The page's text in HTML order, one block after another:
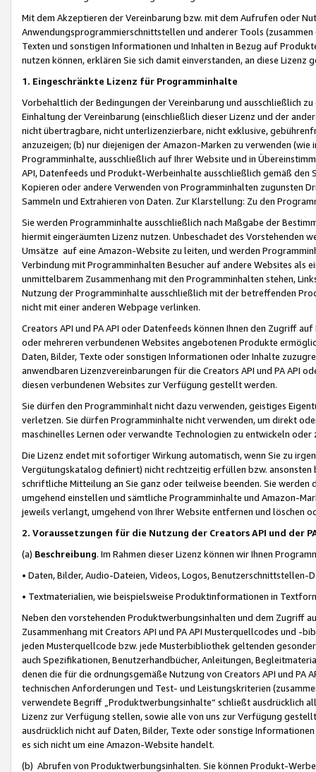
Mit dem Akzeptieren der Vereinbarung bzw. mit dem Aufrufen oder
Anwendungsprogrammierschnittstellen und anderer Tools (zusammen
Texten und sonstigen Informationen und Inhalten in Bezug auf
nutzen können, erklären Sie sich damit einverstanden, an diese Lizenz
1. Eingeschränkte Lizenz für Programminhalte
Vorbehaltlich der Bedingungen der Vereinbarung und ausschließlich
Einhaltung der Vereinbarung (einschließlich dieser Lizenz und der
nicht übertragbare, nicht unterlizenzierbare, nicht exklusive,
anzuzeigen; (b) nur diejenigen der Amazon-Marken zu verwenden
Programminhalte, ausschließlich auf Ihrer Website und in
API, Datenfeeds und Produkt-Werbeinhalte ausschließlich gemäß
Kopieren oder andere Verwenden von Programminhalten zugunsten
Sammeln und Extrahieren von Daten. Zur Klarstellung: Zu den
Sie werden Programminhalte ausschließlich nach Maßgabe der
hiermit eingeräumten Lizenz nutzen. Unbeschadet des Vorstehenden
Umsätze auf eine Amazon-Website zu leiten, und werden
Verbindung mit Programminhalten Besucher auf andere Websites als
unmittelbarem Zusammenhang mit den Programminhalten stehen,
Nutzung der Programminhalte ausschließlich mit der betreffenden
nicht mit einer anderen Webpage verlinken.
Creators API und PA API oder Datenfeeds können Ihnen den Zugriff
oder mehreren verbundenen Websites angebotenen Produkte
Daten, Bilder, Texte oder sonstigen Informationen oder Inhalte
anwendbaren Lizenzvereinbarungen für die Creators API und PA API
diesen verbundenen Websites zur Verfügung gestellt werden.
Sie dürfen den Programminhalt nicht dazu verwenden, geistiges
verletzen. Sie dürfen Programminhalte nicht verwenden, um direkt
maschinelles Lernen oder verwandte Technologien zu entwickeln
Die Lizenz endet mit sofortiger Wirkung automatisch, wenn Sie zu
Vergütungskatalog definiert) nicht rechtzeitig erfüllen bzw. ansonsten
schriftliche Mitteilung an Sie ganz oder teilweise beenden. Sie werden
umgehend einstellen und sämtliche Programminhalte und Amazon-
jeweils verlangt, umgehend von Ihrer Website entfernen und löschen
2. Voraussetzungen für die Nutzung der Creators API und der
(a) Beschreibung. Im Rahmen dieser Lizenz können wir Ihnen
• Daten, Bilder, Audio-Dateien, Videos, Logos, Benutzerschnittstellen-
• Textmaterialien, wie beispielsweise Produktinformationen in
Neben den vorstehenden Produktwerbungsinhalten und dem Zugriff
Zusammenhang mit Creators API und PA API Musterquellcodes und
jeden Musterquellcode bzw. jede Musterbibliothek geltenden
auch Spezifikationen, Benutzerhandbücher, Anleitungen,
denen die für die ordnungsgemäße Nutzung von Creators API und PA
technischen Anforderungen und Test- und Leistungskriterien
verwendete Begriff „Produktwerbungsinhalte“ schließt ausdrücklich
Lizenz zur Verfügung stellen, sowie alle von uns zur Verfügung
ausdrücklich nicht auf Daten, Bilder, Texte oder sonstige
es sich nicht um eine Amazon-Website handelt.
(b) Abrufen von Produktwerbungsinhalten. Sie können Produkt-